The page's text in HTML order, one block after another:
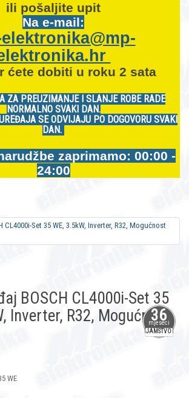
ili pošaljite upit
Na e-mail:
ćete dobiti u roku 2 sata
ZA PREUZIMANJE I SLANJE ROBE RADE
NORMALNO SVAKI DAN.
SE ODVIJAJU PO DOGOVORU SVAKI
DAN.
zaprimamo: 00:00 -
24:00
36
mjeseci
JAMSTVO
BOSCH CL4000i-Set 35
Inverter, R32, Mogućnost
WE